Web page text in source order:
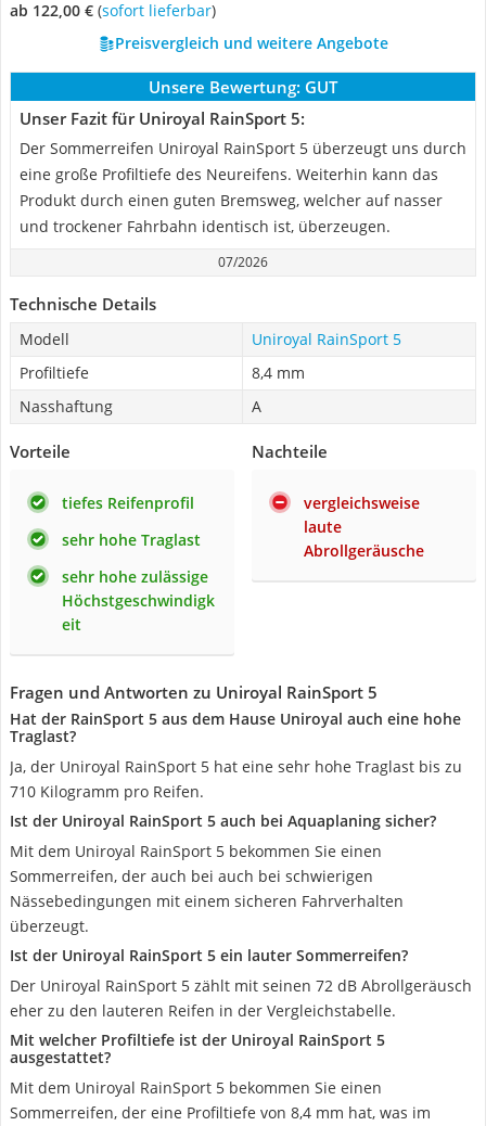
ab 122,00 € ( Sofort lieferbar)
Preisvergleich und weitere Angebote
Unsere Bewertung: GUT
Unser Fazit für Uniroyal RainSport 5:
Der Sommerreifen Uniroyal RainSport 5 überzeugt uns durch
eine große Profiltiefe des Neureifens. Weiterhin kann das
Produkt durch einen guten Bremsweg, welcher auf nasser
und trockener Fahrbahn identisch ist, überzeugen.
07/2026
Technische Details
Modell
Uniroyal RainSport 5
Profiltiefe
8,4 mm
Nasshaftung
A
Vorteile
tiefes Reifenprofil
sehr hohe Traglast
sehr hohe zulässige
Höchstgeschwindigk
eit
Nachteile
vergleichsweise
laute
Abrollgeräusche
Fragen und Antworten zu Uniroyal RainSport 5
Hat der RainSport 5 aus dem Hause Uniroyal auch eine hohe
Traglast?
Ja, der Uniroyal RainSport 5 hat eine sehr hohe Traglast bis zu
710 Kilogramm pro Reifen.
Ist der Uniroyal RainSport 5 auch bei Aquaplaning sicher?
Mit dem Uniroyal RainSport 5 bekommen Sie einen
Sommerreifen, der auch bei auch bei schwierigen
Nässebedingungen mit einem sicheren Fahrverhalten
überzeugt.
Ist der Uniroyal RainSport 5 ein lauter Sommerreifen?
Der Uniroyal RainSport 5 zählt mit seinen 72 dB Abrollgeräusch
eher zu den lauteren Reifen in der Vergleichstabelle.
Mit welcher Profiltiefe ist der Uniroyal RainSport 5
ausgestattet?
Mit dem Uniroyal RainSport 5 bekommen Sie einen
Sommerreifen, der eine Profiltiefe von 8,4 mm hat, was im